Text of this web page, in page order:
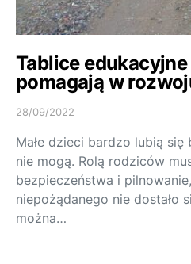
Tablice
pomagają w
28/09/2022
Małe dzieci bardzo lubią
nie mogą. Rolą rodziców
bezpieczeństwa i
niepożądanego nie dostało
można…